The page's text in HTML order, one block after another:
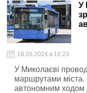
У
18.05.2024 в 16:23
У Миколаєві
маршрутами
автономним ходом